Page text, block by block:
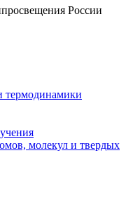
России
термодинамики
молекул и твердых